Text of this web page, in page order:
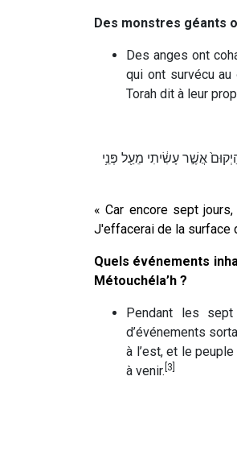
Des monstres géants
Des anges ont
qui ont survécu au
Torah dit à leur
אֲשֶׁ֣ר עָשִׂ֔יתִי מֵעַ֖ל פְּנֵ֥י
« Car encore sept
J'effacerai de la surface
Quels événements
Métouchéla’h ?
Pendant les
d’événements
à l’est, et le
à venir. [3]